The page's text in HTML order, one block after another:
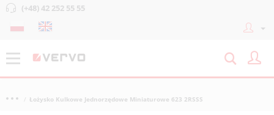
(+48) 42 252 55 55
Łożysko Kulkowe Jednorzędowe Miniaturowe 623 2RSSS